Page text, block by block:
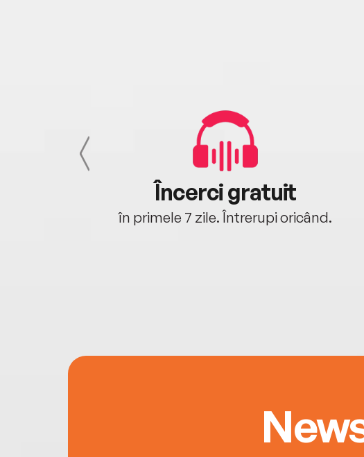
Încerci gratuit
în primele 7 zile. Întrerupi oricând.